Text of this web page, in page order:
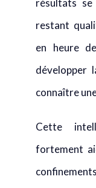
résultats
restant
en heure
développer
connaître
Cette
fortement